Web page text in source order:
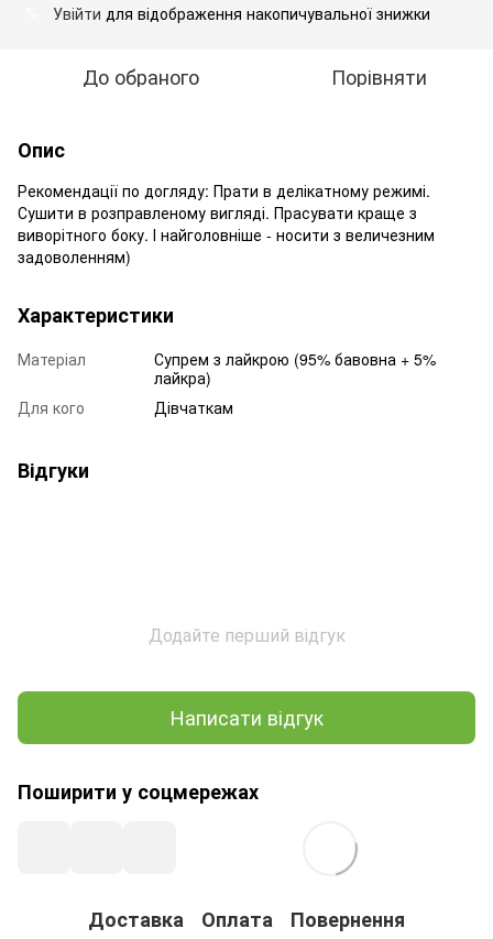
Увійти для відображення накопичувальної знижки
До обраного Порівняти
Опис
Рекомендації по догляду: Прати в делікатному режимі.
Сушити в розправленому вигляді. Прасувати краще з
виворітного боку. І найголовніше - носити з величезним
задоволенням)
Характеристики
Матеріал
Супрем з лайкрою (95% бавовна + 5%
лайкра)
Для кого
Дівчаткам
Відгуки
Додайте перший відгук
Написати відгук
Поширити у соцмережах
Доставка Оплата Повернення